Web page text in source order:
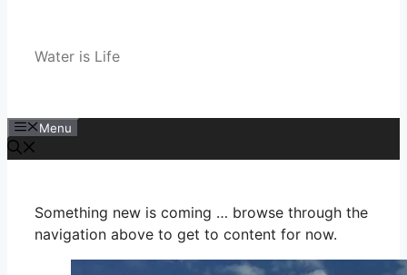
Water is Life
Menu
Something new is coming … browse through the
navigation above to get to content for now.